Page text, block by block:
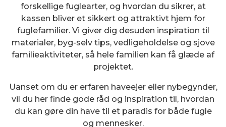
forskellige fuglearter, og hvordan du sikrer, at
kassen bliver et sikkert og attraktivt hjem for
fuglefamilier. Vi giver dig desuden inspiration til
materialer, byg-selv tips, vedligeholdelse og sjove
familieaktiviteter, så hele familien kan få glæde af
projektet.
Uanset om du er erfaren haveejer eller nybegynder,
vil du her finde gode råd og inspiration til, hvordan
du kan gøre din have til et paradis for både fugle
og mennesker.